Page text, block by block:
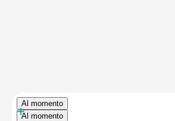
Al momento
Al momento
+